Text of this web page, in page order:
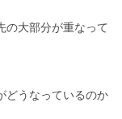
大部分が重なって
どうなっているのか